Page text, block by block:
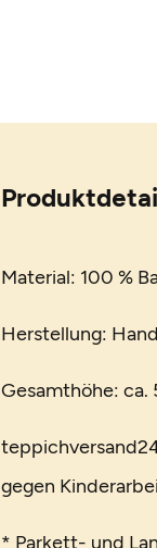
Material: 100 %
Herstellung:
Gesamthöhe: ca.
gegen
* Parkett- und